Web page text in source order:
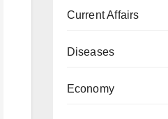
Current Affairs
Diseases
Economy